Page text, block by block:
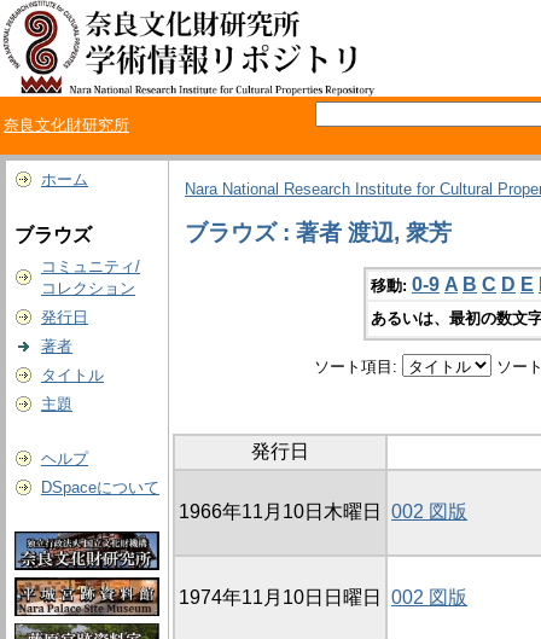
奈良文化財研究所
ホーム
ブラウズ
コミュニティ/
コレクション
発行日
著者
タイトル
主題
ヘルプ
DSpaceについて
Nara National Research Institute for Cultural
ブラウズ : 著者 渡辺, 衆芳
移動: 0-9 A B C D E
あるいは、最初の数文
ソート項目: ソー
発行日
1966年11月10日木曜日 002 図版
1974年11月10日日曜日 002 図版